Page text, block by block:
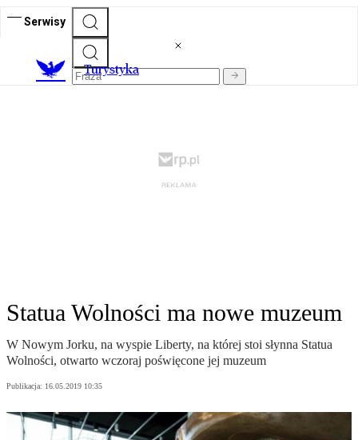
Serwisy
Turystyka
Statua Wolności ma nowe muzeum
W Nowym Jorku, na wyspie Liberty, na której stoi słynna Statua
Wolności, otwarto wczoraj poświęcone jej muzeum
Publikacja: 16.05.2019 10:35